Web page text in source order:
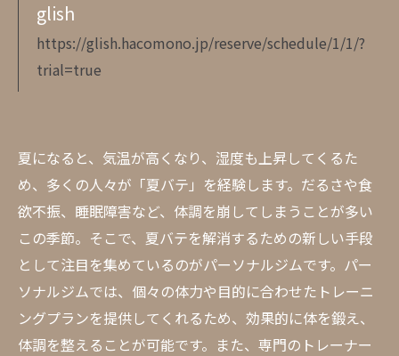
glish
https://glish.hacomono.jp/reserve/schedule/1/1/?
trial=true
夏になると、気温が高くなり、湿度も上昇してくるた
め、多くの人々が「夏バテ」を経験します。だるさや食
欲不振、睡眠障害など、体調を崩してしまうことが多い
この季節。そこで、夏バテを解消するための新しい手段
として注目を集めているのがパーソナルジムです。パー
ソナルジムでは、個々の体力や目的に合わせたトレーニ
ングプランを提供してくれるため、効果的に体を鍛え、
体調を整えることが可能です。また、専門のトレーナー